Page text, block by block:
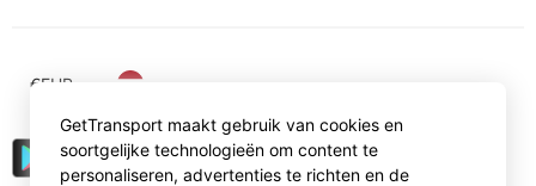
€EUR
GetTransport maakt gebruik van cookies en
soortgelijke technologieën om content te
personaliseren, advertenties te richten en de